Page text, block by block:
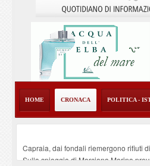
HOME CRONACA POLITICA -
Capraia, dai fondali riemergono rifiuti
Sulla spiaggia di Marciana Marina